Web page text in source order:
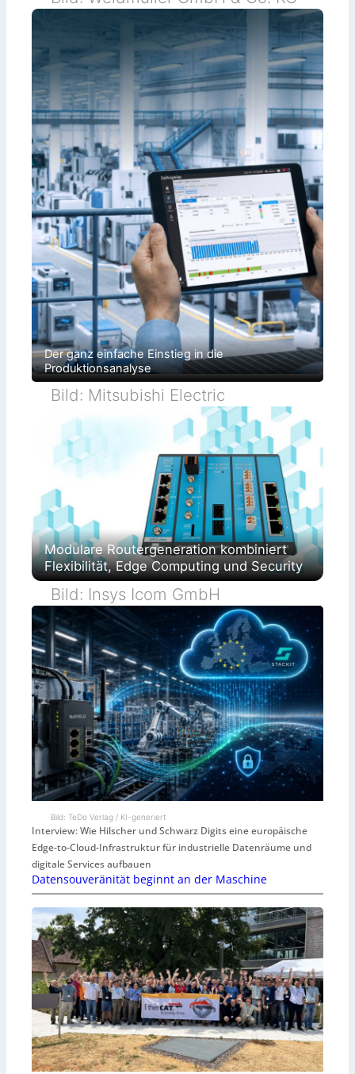
Der ganz einfache Einstieg in die
Produktionsanalyse
Bild: Mitsubishi Electric
Modulare Routergeneration kombiniert
Flexibilität, Edge Computing und Security
Bild: Insys Icom GmbH
Bild: TeDo Verlag / KI-generiert
Interview: Wie Hilscher und Schwarz Digits eine europäische
Edge-to-Cloud-Infrastruktur für industrielle Datenräume und
digitale Services aufbauen
Datensouveränität beginnt an der Maschine